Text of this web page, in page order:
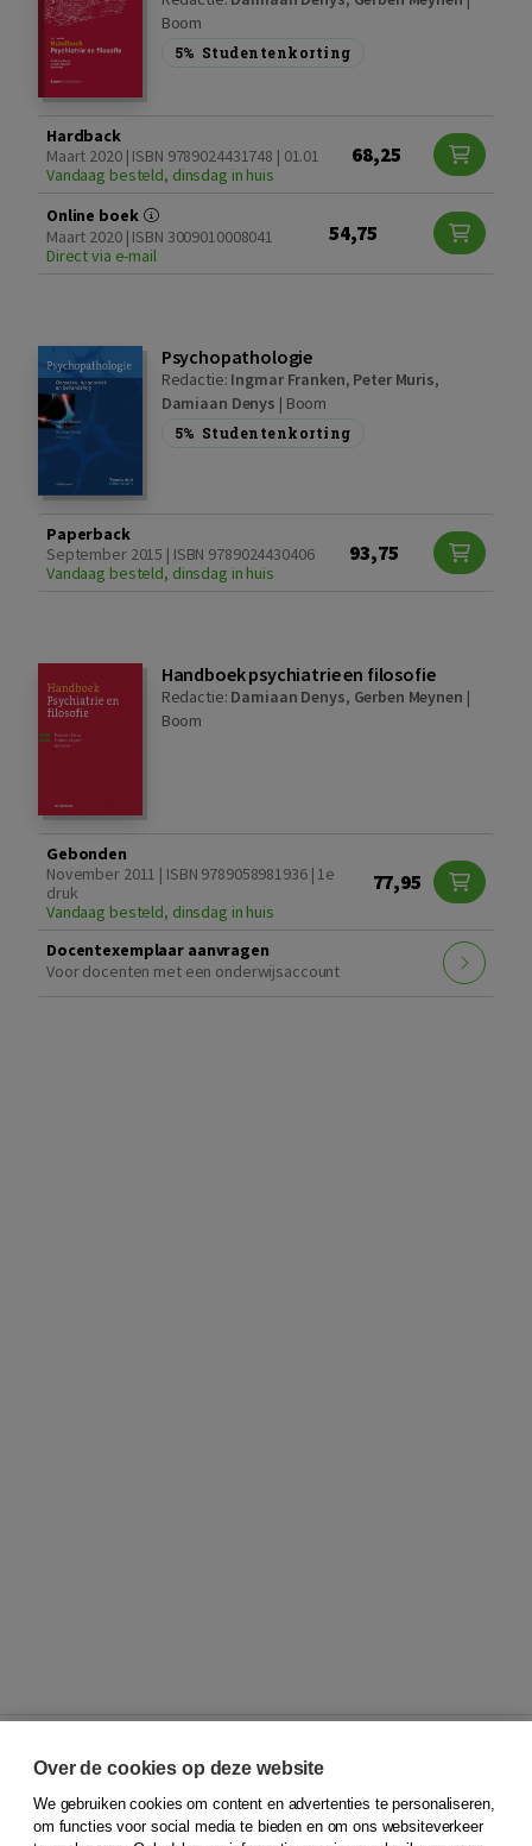
Boom
5% Studentenkorting
Hardback
Maart 2020 | ISBN 9789024431748 | 01.01
Vandaag besteld, dinsdag in huis
68,25
Online boek
Maart 2020 | ISBN 3009010008041
Direct via e-mail
54,75
Psychopathologie
Redactie: Ingmar Franken, Peter Muris,
Damiaan Denys | Boom
5% Studentenkorting
Paperback
September 2015 | ISBN 9789024430406
Vandaag besteld, dinsdag in huis
93,75
Handboek psychiatrie en filosofie
Redactie: Damiaan Denys, Gerben Meynen |
Boom
Gebonden
November 2011 | ISBN 9789058981936 | 1e
druk
Vandaag besteld, dinsdag in huis
77,95
Docentexemplaar aanvragen
Voor docenten met een onderwijsaccount
© 2026Koninklijke Boom uitgevers
Over de cookies op deze website
We gebruiken cookies om content en advertenties te personaliseren,
om functies voor social media te bieden en om ons websiteverkeer